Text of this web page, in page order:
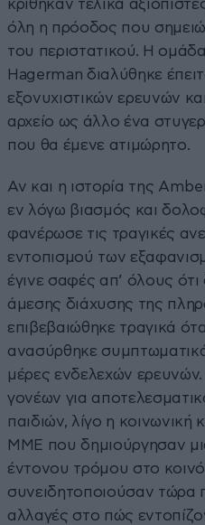
κρίθηκαν τελικά
όλη η πρόοδος που
του περιστατικού. Η
Hagerman διαλύθηκε
εξονυχιστικών ερευνών
αρχείο ως άλλο ένα
που θα έμενε ατιμώρητο.
Αν και η ιστορία της
εν λόγω βιασμός και
φανέρωσε τις τραγικές
εντοπισμού των
έγινε σαφές απ’ όλους
άμεσης διάχυσης της
επιβεβαιώθηκε τραγικά
ανασύρθηκε
μέρες ενδελεχών ερευνών.
γονέων για
παιδιών, λίγο η κοινωνική
ΜΜΕ που δημιούργησαν
έντονου τρόμου στο κοινό
συνειδητοποιούσαν τώρα
αλλαγές στο πώς